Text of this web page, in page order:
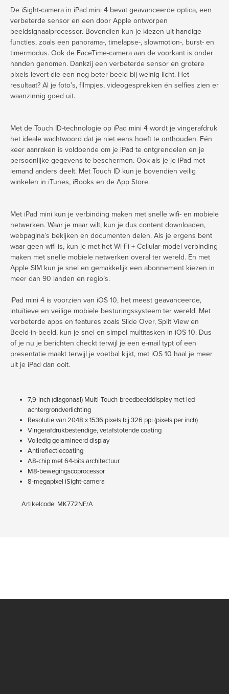
De iSight-camera in iPad mini 4 bevat geavanceerde optica, een
verbeterde sensor en een door Apple ontworpen
beeldsignaalprocessor. Bovendien kun je kiezen uit handige
functies, zoals een panorama-, timelapse-, slowmotion-, burst- en
timermodus. Ook de FaceTime-camera aan de voorkant is onder
handen genomen. Dankzij een verbeterde sensor en grotere
pixels levert die een nog beter beeld bij weinig licht. Het
resultaat? Al je foto’s, filmpjes, videogesprekken én selfies zien er
waanzinnig goed uit.
Met de Touch ID-technologie op iPad mini 4 wordt je vingerafdruk
het ideale wachtwoord dat je niet eens hoeft te onthouden. Eén
keer aanraken is voldoende om je iPad te ontgrendelen en je
persoonlijke gegevens te beschermen. Ook als je je iPad met
iemand anders deelt. Met Touch ID kun je bovendien veilig
winkelen in iTunes, iBooks en de App Store.
Met iPad mini kun je verbinding maken met snelle wifi- en mobiele
netwerken. Waar je maar wilt, kun je dus content downloaden,
webpagina’s bekijken en documenten delen. Als je ergens bent
waar geen wifi is, kun je met het Wi-Fi + Cellular-model verbinding
maken met snelle mobiele netwerken overal ter wereld. En met
Apple SIM kun je snel en gemakkelijk een abonnement kiezen in
meer dan 90 landen en regio’s.
iPad mini 4 is voorzien van iOS 10, het meest geavanceerde,
intuïtieve en veilige mobiele besturingssysteem ter wereld. Met
verbeterde apps en features zoals Slide Over, Split View en
Beeld-in-beeld, kun je snel en simpel multitasken in iOS 10. Dus
of je nu je berichten checkt terwijl je een e-mail typt of een
presentatie maakt terwijl je voetbal kijkt, met iOS 10 haal je meer
uit je iPad dan ooit.
7,9-inch (diagonaal) Multi-Touch-breedbeelddisplay met led-
achtergrond­verlichting
Resolutie van 2048 x 1536 pixels bij 326 ppi (pixels per inch)
Vingerafdrukbestendige, vetafstotende coating
Volledig gelamineerd display
Antireflectiecoating
A8-chip met 64-bits architectuur
M8-bewegingscoprocessor
8-megapixel iSight-camera
Artikelcode: MK772NF/A